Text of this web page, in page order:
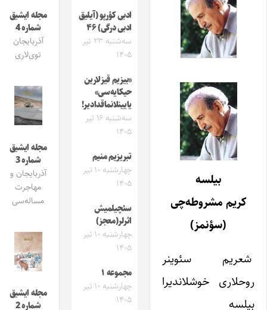
بیلسه
کریم مشروطه‌چی
(سؤنمز)
شعریم سئوینر
روحلاری خوشلاندیرا
بیلسه
ادبی کؤرپو (آیلیق
ادبی درگی) ۴۶
سه‌شنبه ۲۳ تیر
۱۴۰۵
«بیزیم قیزلارین
حیکایه‌سی»
یایینلانماقدادیر!
سه‌شنبه ۱۶ تیر
۱۴۰۵
تبریزیم منیم
چهارشنبه ۱۰ تیر
۱۴۰۵
سئچیلمیش
اثرلر(معجز)
چهارشنبه ۱۰ تیر
۱۴۰۵
مجموعه ۱
چهارشنبه ۱۰ تیر
۱۴۰۵
مجله ایشیق
شماره 4
آذربایجان
توی‌لاری
مجله ایشیق
شماره 3
آذربایجان و
مهاجرت
مساله‌سی
مجله ایشیق
شماره 2